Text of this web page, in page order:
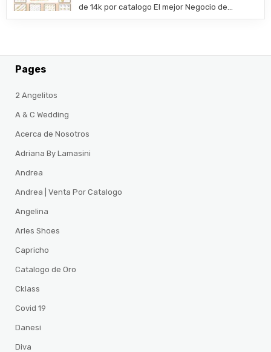
de 14k por catalogo El mejor Negocio de…
Pages
2 Angelitos
A & C Wedding
Acerca de Nosotros
Adriana By Lamasini
Andrea
Andrea | Venta Por Catalogo
Angelina
Arles Shoes
Capricho
Catalogo de Oro
Cklass
Covid 19
Danesi
Diva